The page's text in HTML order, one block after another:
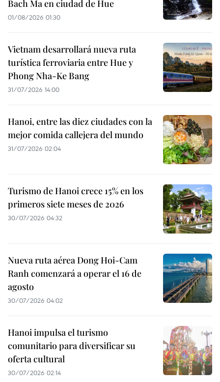
Bach Ma en ciudad de Hue
01/08/2026 01:30
Vietnam desarrollará nueva ruta
turística ferroviaria entre Hue y
Phong Nha-Ke Bang
31/07/2026 14:00
Hanoi, entre las diez ciudades con la
mejor comida callejera del mundo
31/07/2026 02:04
Turismo de Hanoi crece 15% en los
primeros siete meses de 2026
30/07/2026 04:32
Nueva ruta aérea Dong Hoi-Cam
Ranh comenzará a operar el 16 de
agosto
30/07/2026 04:02
Hanoi impulsa el turismo
comunitario para diversificar su
oferta cultural
30/07/2026 02:14